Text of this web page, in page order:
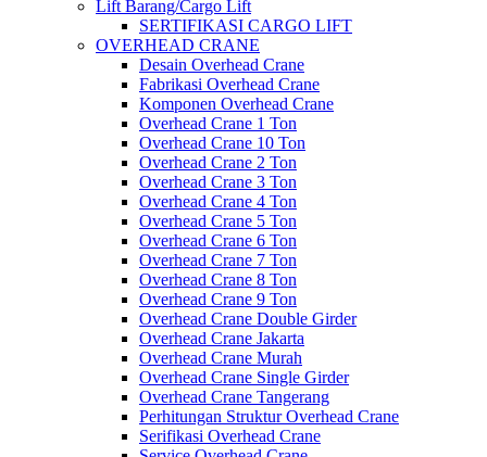
Lift Barang/Cargo Lift
SERTIFIKASI CARGO LIFT
OVERHEAD CRANE
Desain Overhead Crane
Fabrikasi Overhead Crane
Komponen Overhead Crane
Overhead Crane 1 Ton
Overhead Crane 10 Ton
Overhead Crane 2 Ton
Overhead Crane 3 Ton
Overhead Crane 4 Ton
Overhead Crane 5 Ton
Overhead Crane 6 Ton
Overhead Crane 7 Ton
Overhead Crane 8 Ton
Overhead Crane 9 Ton
Overhead Crane Double Girder
Overhead Crane Jakarta
Overhead Crane Murah
Overhead Crane Single Girder
Overhead Crane Tangerang
Perhitungan Struktur Overhead Crane
Serifikasi Overhead Crane